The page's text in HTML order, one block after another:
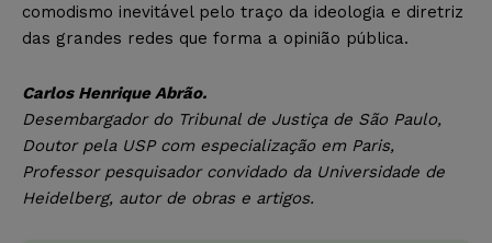
comodismo inevitável pelo traço da ideologia e diretriz
das grandes redes que forma a opinião pública.
Carlos Henrique Abrão.
Desembargador do Tribunal de Justiça de São Paulo,
Doutor pela USP com especialização em Paris,
Professor pesquisador convidado da Universidade de
Heidelberg, autor de obras e artigos.